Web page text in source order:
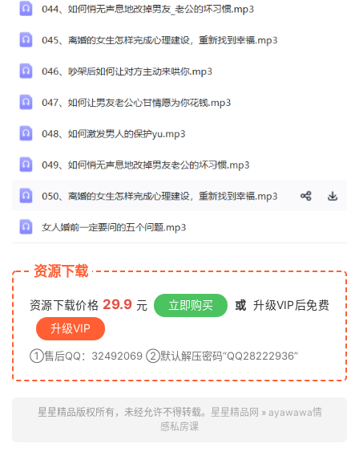
资源下载
资源下载价格 29.9 元 立即购买 或 升级VIP后免费
升级VIP
①售后QQ：32492069 ②默认解压密码“QQ28222936”
星星精品版权所有，未经允许不得转载。 星星精品网 » ayawawa情
感私房课